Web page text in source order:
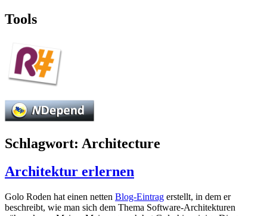
Tools
Schlagwort: Architecture
Architektur erlernen
Golo Roden hat einen netten Blog-Eintrag erstellt, in dem er
beschreibt, wie man sich dem Thema Software-Architekturen